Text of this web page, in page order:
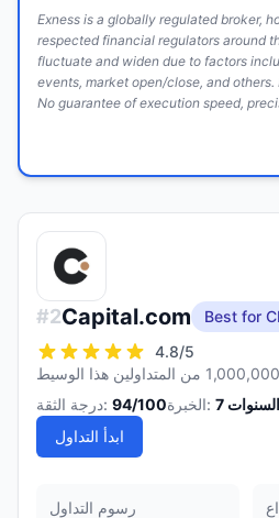
Exness is a globally regulated broker,
respected financial regulators around
fluctuate and widen due to factors
events, market open/close, and
No guarantee of execution speed,
#2Capital.com
Best for
4.8/5
درجة الثقة: 94/100 الخبرة: 7 السنوات
ابدأ التداول
رسوم التداول